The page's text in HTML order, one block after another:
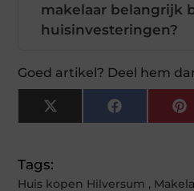
makelaar belangrijk
huisinvesteringen?
Goed artikel? Deel hem
X
(Twitter)
Facebook
Tags:
Huis kopen Hilversum ,